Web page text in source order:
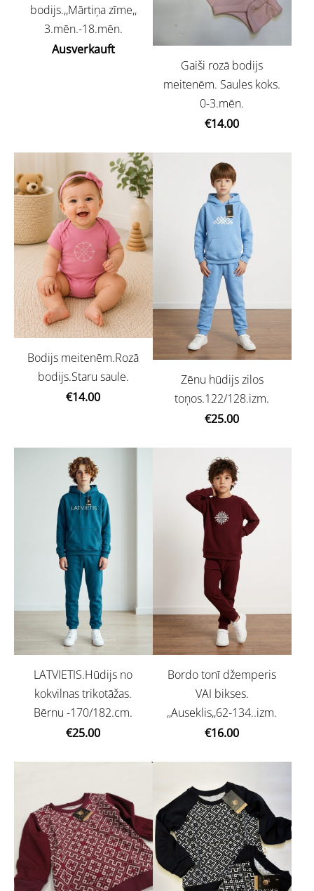
bodijs.,,Mārtiņa zīme,,
3.mēn.-18.mēn.
Ausverkauft
Gaiši rozā bodijs
meitenēm. Saules koks.
0-3.mēn.
€14.00
Bodijs meitenēm.Rozā
bodijs.Staru saule.
€14.00
Zēnu hūdijs zilos
toņos.122/128.izm.
€25.00
LATVIETIS.Hūdijs no
kokvilnas trikotāžas.
Bērnu -170/182.cm.
€25.00
Bordo tonī džemperis
VAI bikses.
,,Auseklis,,62-134..izm.
€16.00